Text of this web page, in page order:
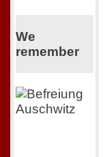
We
remember